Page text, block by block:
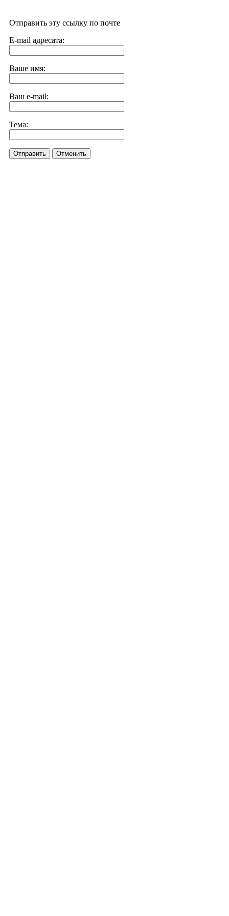
Отправить эту ссылку по почте
E-mail адресата:
Ваше имя:
Ваш e-mail:
Тема:
Отправить Отменить